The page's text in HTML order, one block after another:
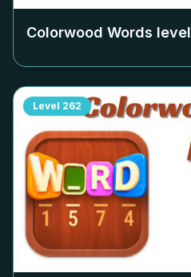
Colorwood Words level
Level 262